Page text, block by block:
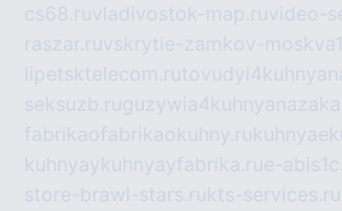
cs68.ruvladivostok-map.ruvideo-
raszar.ruvskrytie-zamkov-
lipetsktelecom.ru
seksuzb.ru
fabrikaofabrikaokuhny.ru
kuhnyaykuhnyayfabrika.rue-
store-brawl-stars.rukts-services.ru